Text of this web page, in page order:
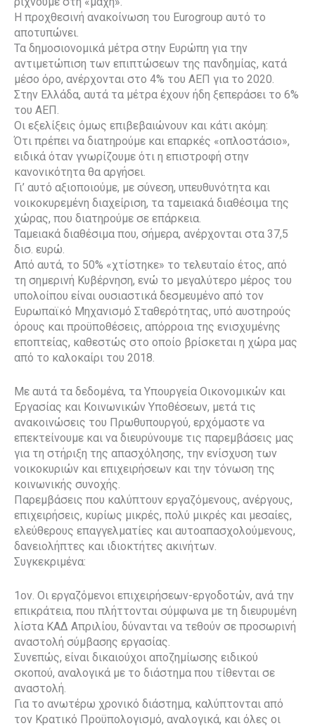
Η προχθεσινή ανακοίνωση του Eurogroup αυτό το
αποτυπώνει.
Τα δημοσιονομικά μέτρα στην Ευρώπη για την
αντιμετώπιση των επιπτώσεων της πανδημίας, κατά
μέσο όρο, ανέρχονται στο 4% του ΑΕΠ για το 2020.
Στην Ελλάδα, αυτά τα μέτρα έχουν ήδη ξεπεράσει το 6%
του ΑΕΠ.
Οι εξελίξεις όμως επιβεβαιώνουν και κάτι ακόμη:
Ότι πρέπει να διατηρούμε και επαρκές «οπλοστάσιο»,
ειδικά όταν γνωρίζουμε ότι η επιστροφή στην
κανονικότητα θα αργήσει.
Γι’ αυτό αξιοποιούμε, με σύνεση, υπευθυνότητα και
νοικοκυρεμένη διαχείριση, τα ταμειακά διαθέσιμα της
χώρας, που διατηρούμε σε επάρκεια.
Ταμειακά διαθέσιμα που, σήμερα, ανέρχονται στα 37,5
δισ. ευρώ.
Από αυτά, το 50% «χτίστηκε» το τελευταίο έτος, από
τη σημερινή Κυβέρνηση, ενώ το μεγαλύτερο μέρος του
υπολοίπου είναι ουσιαστικά δεσμευμένο από τον
Ευρωπαϊκό Μηχανισμό Σταθερότητας, υπό αυστηρούς
όρους και προϋποθέσεις, απόρροια της ενισχυμένης
εποπτείας, καθεστώς στο οποίο βρίσκεται η χώρα μας
από το καλοκαίρι του 2018.
Με αυτά τα δεδομένα, τα Υπουργεία Οικονομικών και
Εργασίας και Κοινωνικών Υποθέσεων, μετά τις
ανακοινώσεις του Πρωθυπουργού, ερχόμαστε να
επεκτείνουμε και να διευρύνουμε τις παρεμβάσεις μας
για τη στήριξη της απασχόλησης, την ενίσχυση των
νοικοκυριών και επιχειρήσεων και την τόνωση της
κοινωνικής συνοχής.
Παρεμβάσεις που καλύπτουν εργαζόμενους, ανέργους,
επιχειρήσεις, κυρίως μικρές, πολύ μικρές και μεσαίες,
ελεύθερους επαγγελματίες και αυτοαπασχολούμενους,
δανειολήπτες και ιδιοκτήτες ακινήτων.
Συγκεκριμένα:
1ον. Οι εργαζόμενοι επιχειρήσεων-εργοδοτών, ανά την
επικράτεια, που πλήττονται σύμφωνα με τη διευρυμένη
λίστα ΚΑΔ Απριλίου, δύνανται να τεθούν σε προσωρινή
αναστολή σύμβασης εργασίας.
Συνεπώς, είναι δικαιούχοι αποζημίωσης ειδικού
σκοπού, αναλογικά με το διάστημα που τίθενται σε
αναστολή.
Για το ανωτέρω χρονικό διάστημα, καλύπτονται από
τον Κρατικό Προϋπολογισμό, αναλογικά, και όλες οι